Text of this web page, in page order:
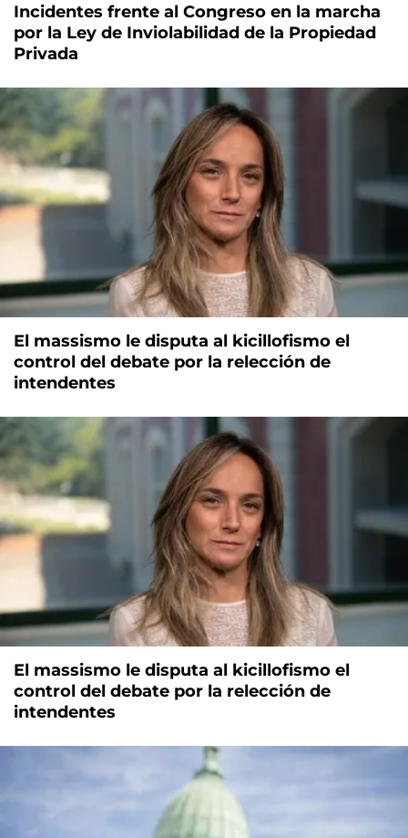
Incidentes frente al Congreso en la marcha
por la Ley de Inviolabilidad de la Propiedad
Privada
El massismo le disputa al kicillofismo el
control del debate por la relección de
intendentes
El massismo le disputa al kicillofismo el
control del debate por la relección de
intendentes